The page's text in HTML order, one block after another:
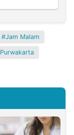
Jam Malam
Purwakarta